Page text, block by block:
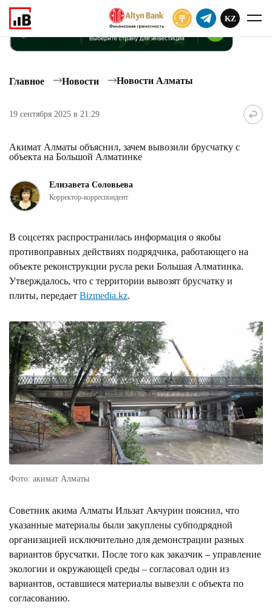
KZ
Главное Новости Новости Алматы
19 сентября 2025 в 21:29
Акимат Алматы объяснил, зачем вывозили брусчатку с
объекта на Большой Алматинке
Елизавета Соловьева
Корректор-корреспондент
В соцсетях распространилась информация о якобы
противоправных действиях подрядчика, работающего на
объекте реконструкции русла реки Большая Алматинка.
Утверждалось, что с территории вывозят брусчатку и
плиты, передает Bizmedia.kz.
Фото: акимат Алматы
Советник акима Алматы Ильзат Акчурин пояснил, что
указанные материалы были закуплены субподрядной
организацией исключительно для демонстрации разных
вариантов брусчатки. После того как заказчик – управление
экологии и окружающей среды – согласовал один из
вариантов, оставшиеся материалы вывезли с объекта по
согласованию.